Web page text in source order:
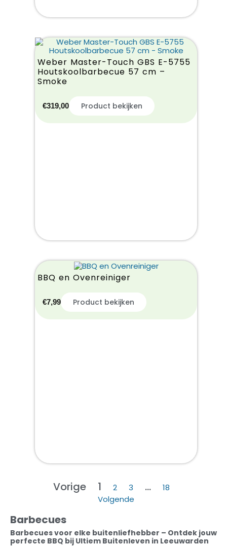
Weber Master-Touch GBS E-5755
Houtskoolbarbecue 57 cm –
Smoke
€319,00 Product bekijken
BBQ en Ovenreiniger
€7,99 Product bekijken
Vorige 1 2 3 …
18
Volgende
Barbecues
Barbecues voor elke buitenliefhebber – Ontdek jouw
perfecte BBQ bij Ultiem Buitenleven in Leeuwarden